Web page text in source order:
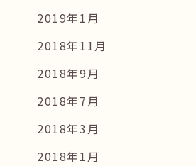
2019年1月
2018年11月
2018年9月
2018年7月
2018年3月
2018年1月